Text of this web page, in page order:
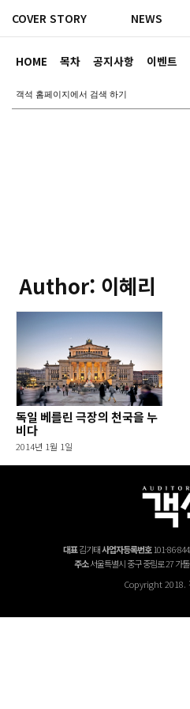
HOME 목차 공지사항 이벤트
COVER STORY NEWS
Author: 이혜리
독일 베를린 극장의 천국을 누
비다
2014년 1월 1일
대표김기태사업자등록번호101-86-
주소서울특별시 중구 중림로 27 가
Copyright 2018.